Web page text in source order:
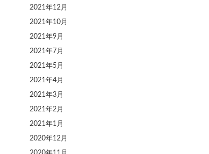
2021年12月
2021年10月
2021年9月
2021年7月
2021年5月
2021年4月
2021年3月
2021年2月
2021年1月
2020年12月